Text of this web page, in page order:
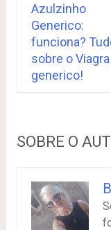
Azulzinho
Generico:
funciona?
sobre o Viagra
generico!
SOBRE O